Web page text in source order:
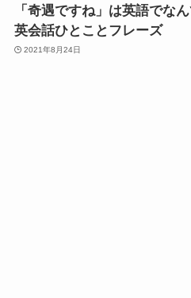
「奇遇ですね」は英語でな
英会話ひとことフレーズ
2021年8月24日